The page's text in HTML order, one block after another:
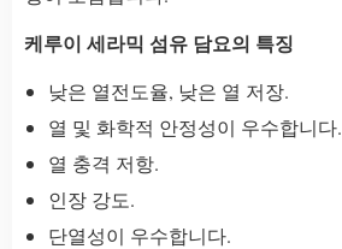
케루이 세라믹 섬유 담요의 특징
낮은 열전도율, 낮은 열 저장.
열 및 화학적 안정성이 우수합니다.
열 충격 저항.
인장 강도.
단열성이 우수합니다.